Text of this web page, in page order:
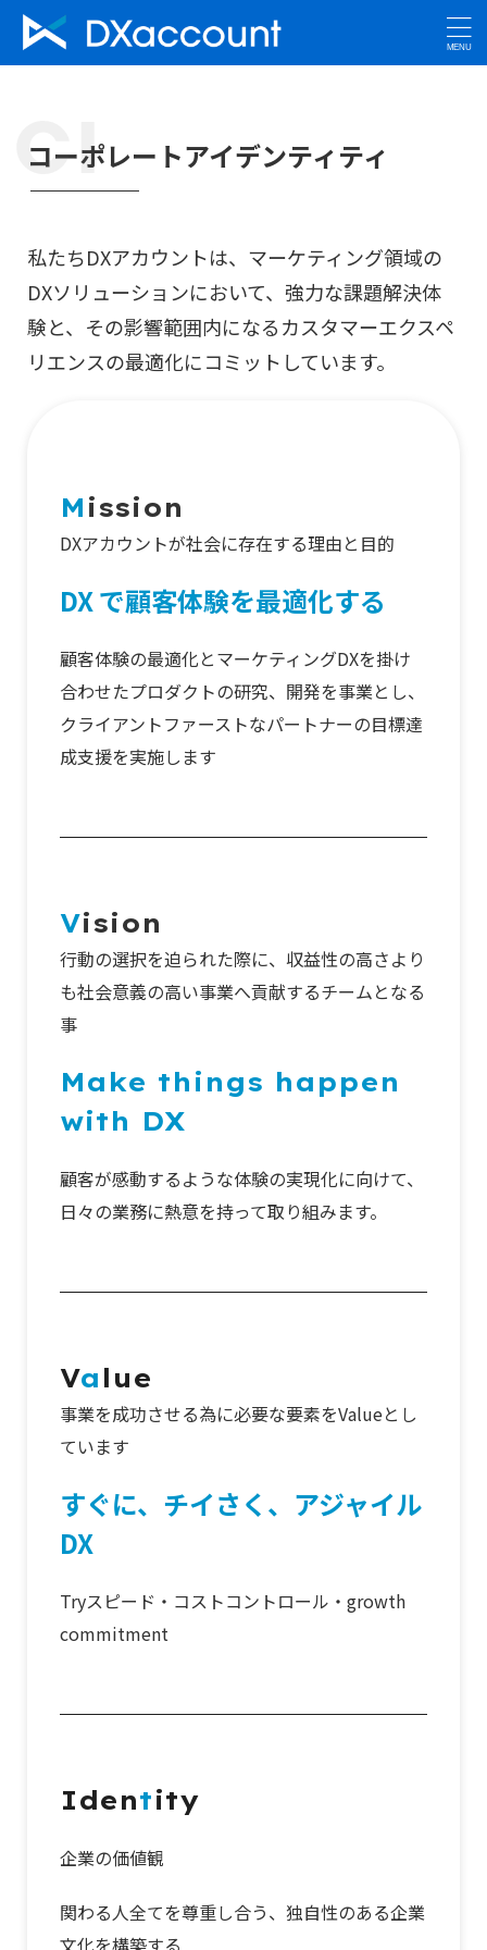
コーポレートアイデンティティ
私たちDXアカウントは、マーケティング領域の
DXソリューションにおいて、 強力な課題解決体
験と、その影響範囲内になるカスタマーエクスペ
リエンスの最適化にコミットしています。
M ission
DXアカウントが社会に存在する理由と目的
DX で顧客体験を最適化する
顧客体験の最適化とマーケティングDXを掛け
合わせたプロダクトの研究、開発を事業とし、
クライアントファーストなパートナーの目標達
成支援を実施します
Vision
行動の選択を迫られた際に、 収益性の高さより
も社会意義の高い事業へ貢献するチームとなる
事
Make things happen
with DX
顧客が感動するような体験の実現化に向けて、
日々の業務に熱意を持って取り組みます。
Va lue
事業を成功させる為に必要な要素をValueとし
ています
すぐに、チイさく、アジャイル
DX
Tryスピード・コストコントロール・growth
commitment
Identity
企業の価値観
関わる人全てを尊重し合う、独自性のある企業
文化を構築する